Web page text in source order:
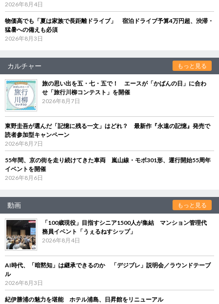
2026年8月4日
物価高でも「夏は家族で長距離ドライブ」 宿泊ドライブ予算4万円超、渋滞・
猛暑への備えも必須
2026年8月3日
カルチャー もっと見る
旅の思い出を五・七・五で！ エースが「かばんの日」に合わ
せ「旅行川柳コンテスト」を開催
2026年8月7日
東野圭吾が選んだ「記憶に残る一文」はどれ？ 最新作『永遠の記憶』発売で
読者参加型キャンペーン
2026年8月7日
55年間、京の街を走り続けてきた車両 嵐山線・モボ301形、運行開始55周年
イベントを開催
2026年8月6日
動画 もっと見る
「100歳現役」目指すシニア1500人が集結 マンション管理代
務員イベント「うぇるねすシップ」
2026年8月4日
AI時代、「暗黙知」は継承できるのか 「デジブレ」説明会／ラウンドテーブ
ル
2026年8月3日
紀伊勝浦の魅力を堪能 ホテル浦島、日昇館をリニューアル